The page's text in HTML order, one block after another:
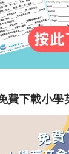
費下載小學